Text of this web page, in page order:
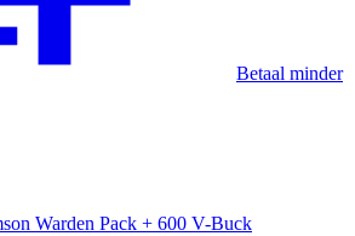
Betaal minder
Warden Pack + 600 V-Buck